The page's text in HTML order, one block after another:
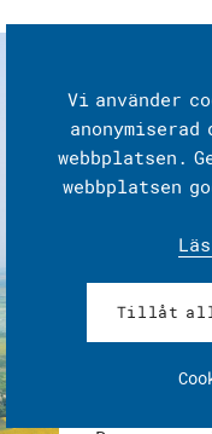
Vi använder
webbplatsen.
webbplatsen
Tillåt